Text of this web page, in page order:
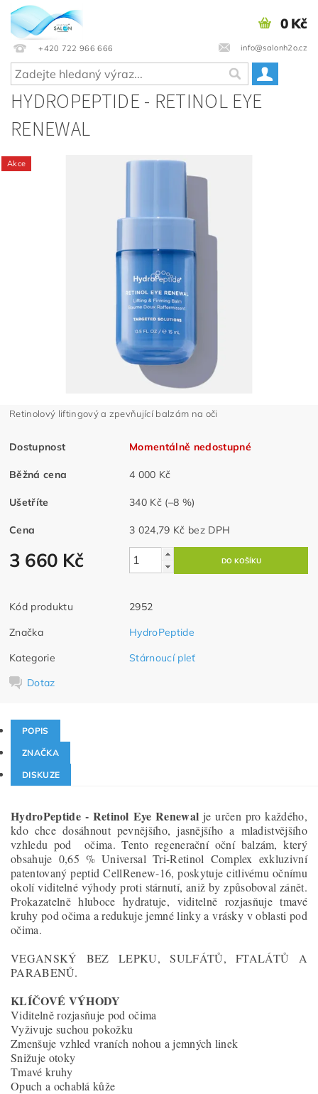
+420 722 966 666 info@salonh2o.cz
0 Kč
HYDROPEPTIDE - RETINOL EYE
RENEWAL
Akce
Retinolový liftingový a zpevňující balzám na oči
Dostupnost Momentálně nedostupné
Běžná cena 4 000 Kč
Ušetříte 340 Kč (–8 %)
Cena 3 024,79 Kč bez DPH
3 660 Kč
Kód produktu
2952
Značka
HydroPeptide
Kategorie
Stárnoucí pleť
Dotaz
POPIS
ZNAČKA
DISKUZE
HydroPeptide - Retinol Eye Renewal je určen pro každého,
kdo chce dosáhnout pevnějšího, jasnějšího a mladistvějšího
vzhledu pod očima. Tento regenerační oční balzám, který
obsahuje 0,65 % Universal Tri-Retinol Complex exkluzivní
patentovaný peptid CellRenew-16, poskytuje citlivému očnímu
okolí viditelné výhody proti stárnutí, aniž by způsoboval zánět.
Prokazatelně hluboce hydratuje, viditelně rozjasňuje tmavé
kruhy pod očima a redukuje jemné linky a vrásky v oblasti pod
očima.
VEGANSKÝ BEZ LEPKU, SULFÁTŮ, FTALÁTŮ A
PARABENŮ.
KLÍČOVÉ VÝHODY
Viditelně rozjasňuje pod očima
Vyživuje suchou pokožku
Zmenšuje vzhled vraních nohou a jemných linek
Snižuje otoky
Tmavé kruhy
Opuch a ochablá kůže